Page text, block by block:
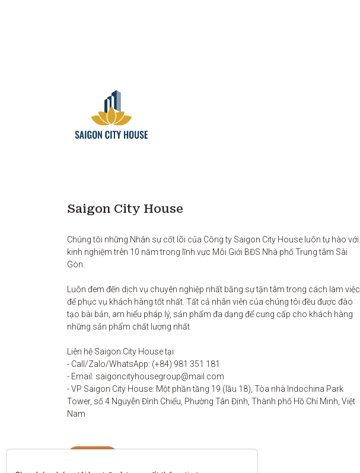
Saigon City House
Chúng tôi những Nhân sự cốt lõi của Công ty Saigon City House luôn tự hào với
kinh nghiệm trên 10 năm trong lĩnh vực Môi Giới BĐS Nhà phố Trung tâm Sài
Gòn.
Luôn đem đến dịch vụ chuyên nghiệp nhất bằng sự tận tâm trong cách làm việc
để phục vụ khách hàng tốt nhất. Tất cả nhân viên của chúng tôi đều được đào
tạo bài bản, am hiểu pháp lý, sản phẩm đa dạng để cung cấp cho khách hàng
những sản phẩm chất lượng nhất.
Liên hệ Saigon City House tại:
- Call/Zalo/WhatsApp: (+84) 981 351 181
- Email: saigoncityhousegroup@mail.com
- VP Saigon City House: Một phần tầng 19 (lầu 18), Tòa nhà Indochina Park
Tower, số 4 Nguyễn Đình Chiểu, Phường Tân Định, Thành phố Hồ Chí Minh, Việt
Nam